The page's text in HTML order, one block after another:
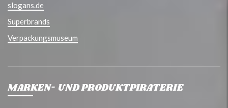
slogans.de
Superbrands
Verpackungsmuseum
MARKEN- UND PRODUKTPIRATERIE